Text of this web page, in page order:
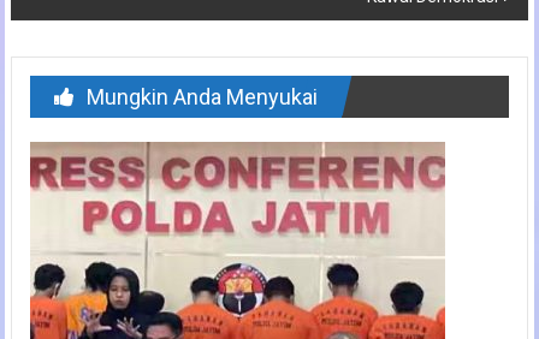
Mungkin Anda Menyukai